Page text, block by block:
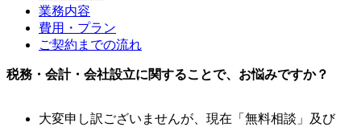
業務内容
費用・プラン
ご契約までの流れ
税務・会計・会社設立に関することで、お悩みですか？
大変申し訳ございませんが、現在「無料相談」及び